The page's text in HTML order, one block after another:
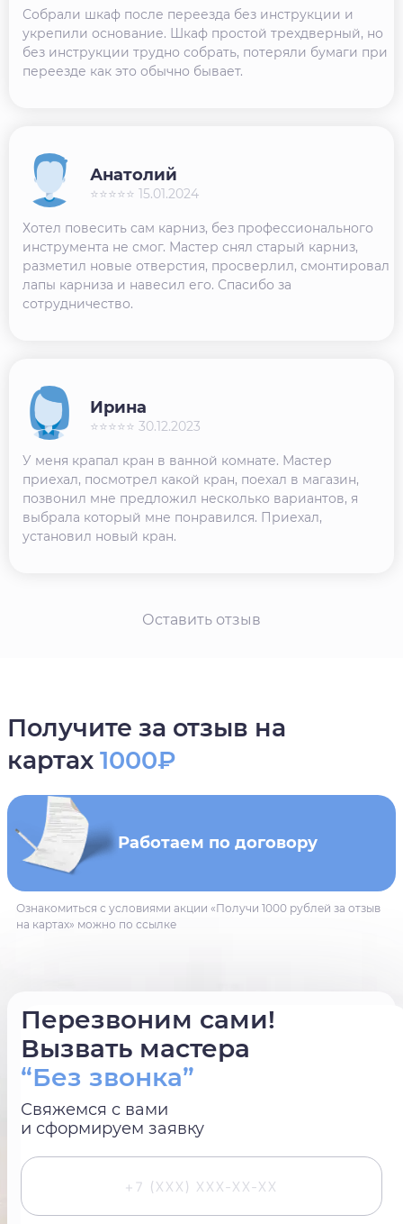
Собрали шкаф после переезда без инструкции и
укрепили основание. Шкаф простой трехдверный, но
без инструкции трудно собрать, потеряли бумаги при
переезде как это обычно бывает.
Хотел повесить сам карниз, без профессионального
инструмента не смог. Мастер снял старый карниз,
разметил новые отверстия, просверлил, смонтировал
лапы карниза и навесил его. Спасибо за
сотрудничество.
Анатолий
⭐⭐⭐⭐⭐ 15.01.2024
У меня крапал кран в ванной комнате. Мастер
приехал, посмотрел какой кран, поехал в магазин,
позвонил мне предложил несколько вариантов, я
выбрала который мне понравился. Приехал,
установил новый кран.
Ирина
⭐⭐⭐⭐⭐ 30.12.2023
Оставить отзыв
Перезвоним сами!
Вызвать мастера
“Без звонка”
Свяжемся с вами
и сформируем заявку
Получите за отзыв на
картах 1000₽
Работаем по договору
Ознакомиться с условиями акции «Получи 1000 рублей за отзыв
на картах» можно по ссылке